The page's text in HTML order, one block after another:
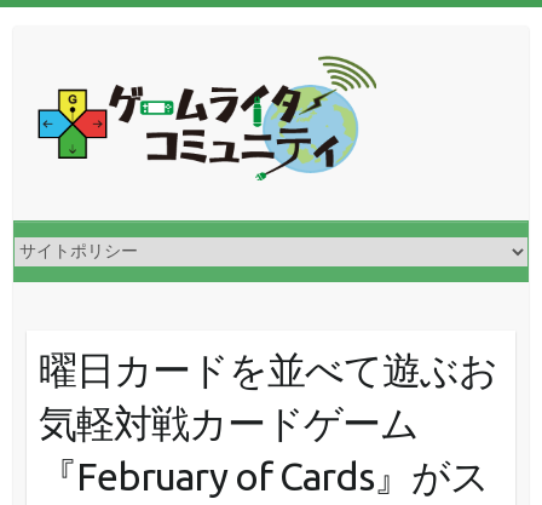
曜日カードを並べて遊ぶお
気軽対戦カードゲーム
『February of Cards』がス